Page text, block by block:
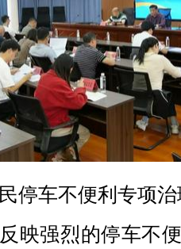
停车不便利专项
映强烈的停车不